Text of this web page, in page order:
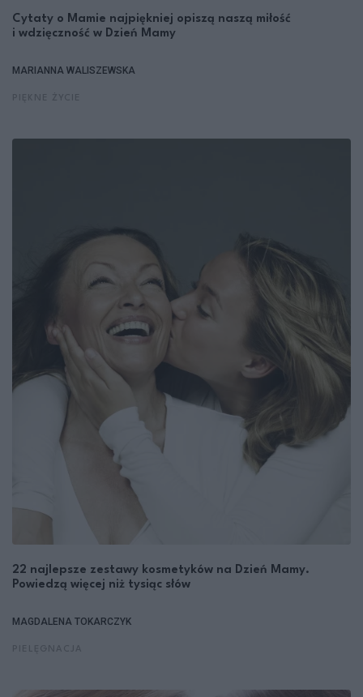
Cytaty o Mamie najpiękniej opiszą naszą miłość
i wdzięczność w Dzień Mamy
MARIANNA WALISZEWSKA
22 najlepsze zestawy kosmetyków na Dzień Mamy.
Powiedzą więcej niż tysiąc słów
MAGDALENA TOKARCZYK